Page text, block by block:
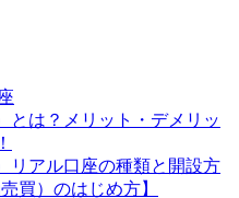
とは？メリット・デメリッ
リアル口座の種類と開設方
買）のはじめ方】